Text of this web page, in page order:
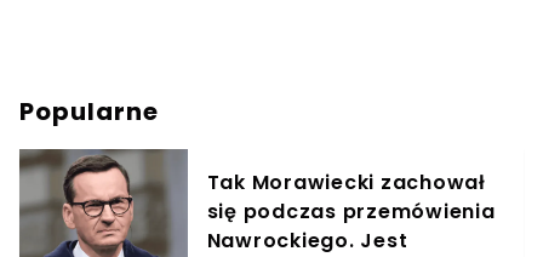
Popularne
Tak Morawiecki zachował
się podczas przemówienia
Nawrockiego. Jest